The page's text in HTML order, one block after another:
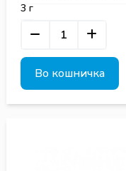
3 г
Во кошничка